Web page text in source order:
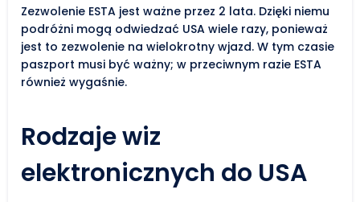
Zezwolenie ESTA jest ważne przez 2 lata. Dzięki niemu
podróżni mogą odwiedzać USA wiele razy, ponieważ
jest to zezwolenie na wielokrotny wjazd. W tym czasie
paszport musi być ważny; w przeciwnym razie ESTA
również wygaśnie.
Rodzaje wiz
elektronicznych do USA